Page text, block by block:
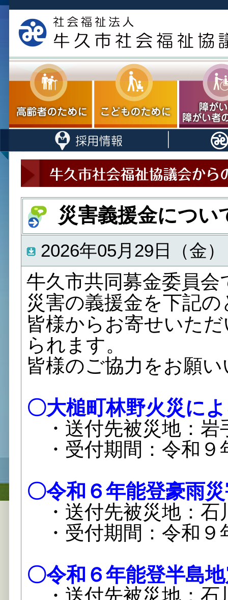
災害義援金につい
2026年05月29日（金）
牛久市共同募金委員
災害の義援金を下記
皆様からお寄せいた
られます。
皆様のご協力をお願
〇大槌町林野火災に
・送付先被災地：岩
・受付期間：令和９
〇令和６年能登豪雨
・送付先被災地：石
・受付期間：令和９
〇令和６年能登半島
・送付先被災地：石